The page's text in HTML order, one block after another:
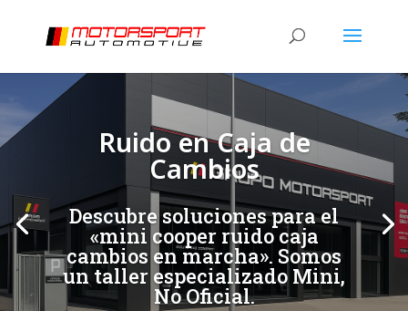
Ruido en Caja de
Cambios
Descubre soluciones para el
«mini cooper ruido caja
cambios en marcha». Somos
un taller especializado Mini,
No Oficial.
[/et_pb_slide][/et_pb_slide]